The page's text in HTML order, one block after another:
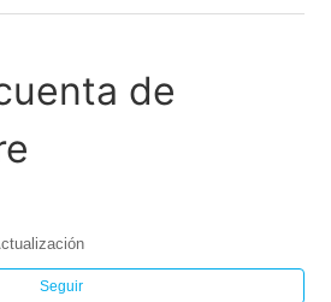
de
Seguir